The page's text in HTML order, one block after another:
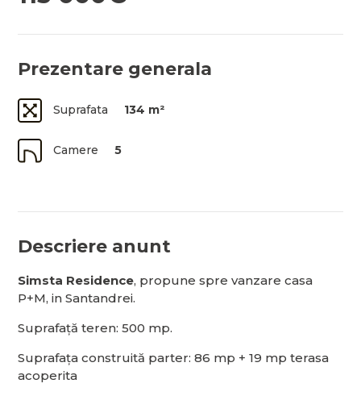
Prezentare generala
Suprafata 134 m²
Camere 5
Descriere anunt
Simsta Residence, propune spre vanzare casa
P+M, in Santandrei.
Suprafață teren: 500 mp.
Suprafața construită parter: 86 mp + 19 mp terasa
acoperita